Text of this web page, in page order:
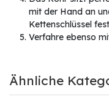
mit der Hand an
Kettenschlüssel
Verfahre ebenso
Ähnliche